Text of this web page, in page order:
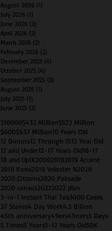
August 2026 (1)
July 2026 (1)
June 2026 (3)
April 2026 (2)
March 2026 (2)
February 2026 (2)
December 2025 (4)
October 2025 (4)
September 2025 (3)
August 2025 (1)
July 2025 (1)
June 2025 (2)
$10000$432 Million$522 Million
$600$632 Million10 Years Old
12 Donuts12 Through 1512 Year Old
12 and Under12-17 Years Old16-17
18 and Up1K200020192019 Accent
2019 Kona2019 Veloster N2020
2020 Citizens2020 Palisade
2020 census20222022 plan
3-in-1 Instant Thai Tea3000 Cases
37 Stores4 Day Work4.5 Billion
45th anniversary49ers49ners5 Days
5 Times5 Years5-12 Years Old50K